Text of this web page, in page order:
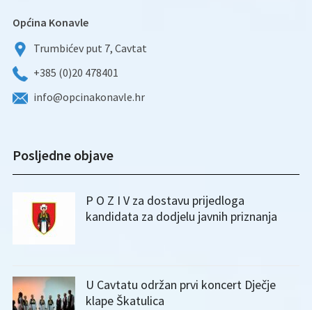
Općina Konavle
Trumbićev put 7, Cavtat
+385 (0)20 478401
info@opcinakonavle.hr
Posljedne objave
P O Z I V za dostavu prijedloga
kandidata za dodjelu javnih priznanja
U Cavtatu održan prvi koncert Dječje
klape Škatulica